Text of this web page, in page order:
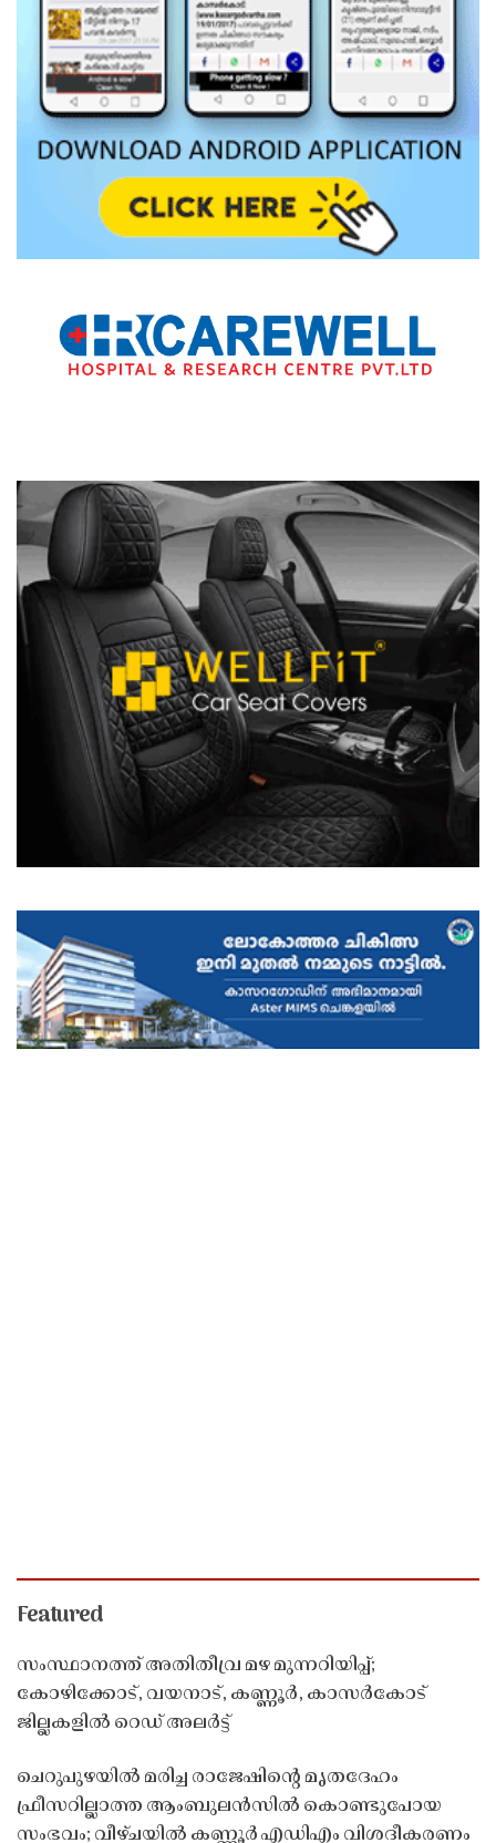
Featured
സംസ്ഥാനത്ത് അതിതീവ്ര മഴ മുന്നറിയിപ്പ്;
കോഴിക്കോട്, വയനാട്, കണ്ണൂർ, കാസർകോട്
ജില്ലകളിൽ റെഡ് അലർട്ട്
ചെറുപുഴയിൽ മരിച്ച രാജേഷിൻ്റെ മൃതദേഹം
ഫ്രീസറില്ലാത്ത ആംബുലൻസിൽ കൊണ്ടുപോയ
സംഭവം; വീഴ്ചയിൽ കണ്ണൂർ എഡിഎം വിശദീകരണം